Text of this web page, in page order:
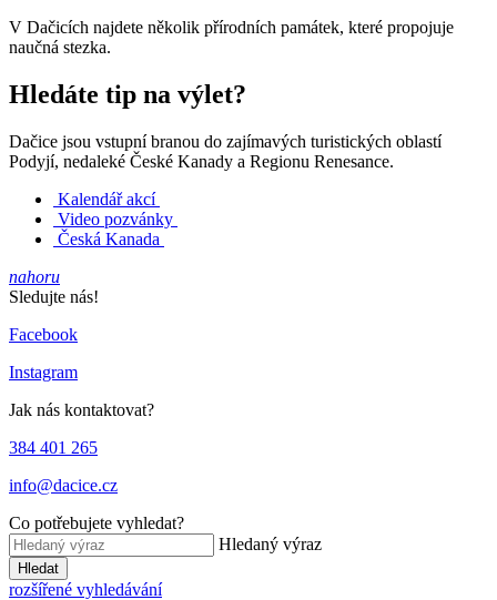
V Dačicích najdete několik přírodních památek, které propojuje
naučná stezka.
Hledáte tip na výlet?
Dačice jsou vstupní branou do zajímavých turistických oblastí
Podyjí, nedaleké České Kanady a Regionu Renesance.
Kalendář akcí
Video pozvánky
Česká Kanada
nahoru
Sledujte nás!
Facebook
Instagram
Jak nás kontaktovat?
384 401 265
info@dacice.cz
Co potřebujete vyhledat?
Hledaný výraz
Hledat
rozšířené vyhledávání